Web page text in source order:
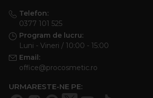
Telefon:
0377 101 525
Program de lucru:
Luni - Vineri / 10:00 - 15:00
Email:
office@procosmetic.ro
URMARESTE-NE PE: